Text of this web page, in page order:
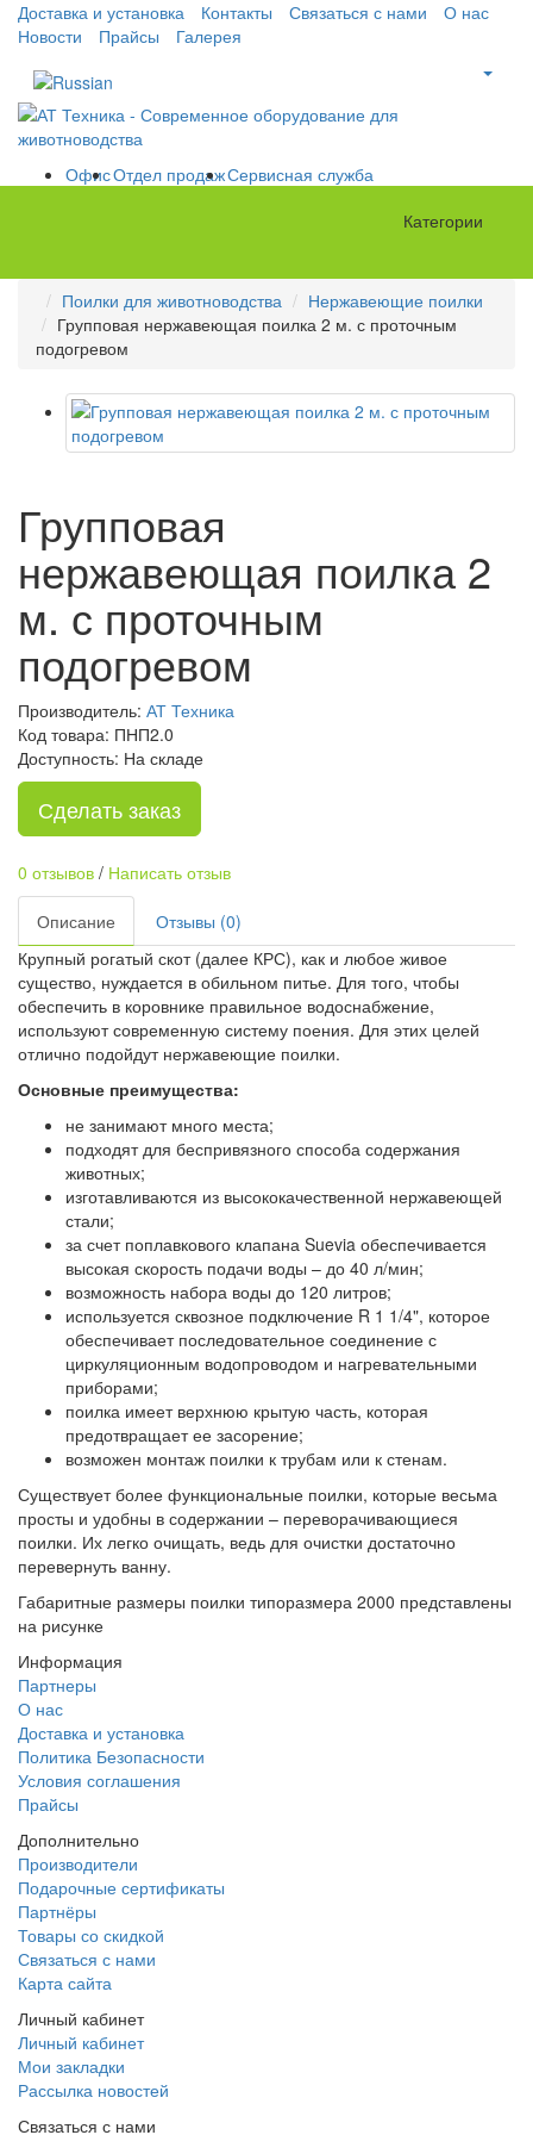
Доставка и установка Контакты Связаться с нами
О нас
Новости
Прайсы Галерея
ОфисОтдел продажСервисная служба
Категории
Поилки для животноводства
Нержавеющие поилки
Групповая нержавеющая поилка 2 м. с проточным
подогревом
Групповая
нержавеющая поилка 2
м. с проточным
подогревом
Производитель: АТ Техника
Код товара: ПНП2.0
Доступность: На складе
Сделать заказ
0 отзывов / Написать отзыв
Описание
Отзывы (0)
Крупный рогатый скот (далее КРС), как и любое живое
существо, нуждается в обильном питье. Для того, чтобы
обеспечить в коровнике правильное водоснабжение,
используют современную систему поения. Для этих целей
отлично подойдут нержавеющие поилки.
Основные преимущества:
не занимают много места;
подходят для беспривязного способа содержания
животных;
изготавливаются из высококачественной нержавеющей
стали;
за счет поплавкового клапана Suevia обеспечивается
высокая скорость подачи воды – до 40 л/мин;
возможность набора воды до 120 литров;
используется сквозное подключение R 1 1/4", которое
обеспечивает последовательное соединение с
циркуляционным водопроводом и нагревательными
приборами;
поилка имеет верхнюю крытую часть, которая
предотвращает ее засорение;
возможен монтаж поилки к трубам или к стенам.
Существует более функциональные поилки, которые весьма
просты и удобны в содержании – переворачивающиеся
поилки. Их легко очищать, ведь для очистки достаточно
перевернуть ванну.
Габаритные размеры поилки типоразмера 2000 представлены
на рисунке
Информация
Партнеры
О нас
Доставка и установка
Политика Безопасности
Условия соглашения
Прайсы
Дополнительно
Производители
Подарочные сертификаты
Партнёры
Товары со скидкой
Связаться с нами
Карта сайта
Личный кабинет
Личный кабинет
Мои закладки
Рассылка новостей
Связаться с нами